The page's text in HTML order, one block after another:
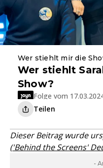
Wer stiehlt mir die
Wer stiehlt
Show?
Folge vom
Teilen
Dieser Beitrag wurde
('Behind the Screens'
-